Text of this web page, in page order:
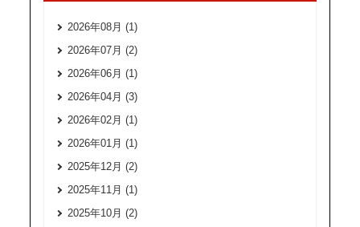
2026年08月 (1)
2026年07月 (2)
2026年06月 (1)
2026年04月 (3)
2026年02月 (1)
2026年01月 (1)
2025年12月 (2)
2025年11月 (1)
2025年10月 (2)